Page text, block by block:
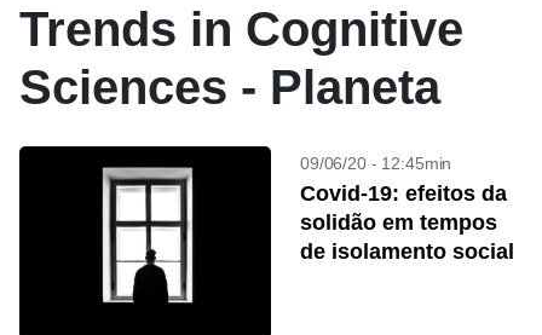
Trends in Cognitive
Sciences - Planeta
09/06/20 - 12:45min
Covid-19: efeitos da
solidão em tempos
de isolamento social